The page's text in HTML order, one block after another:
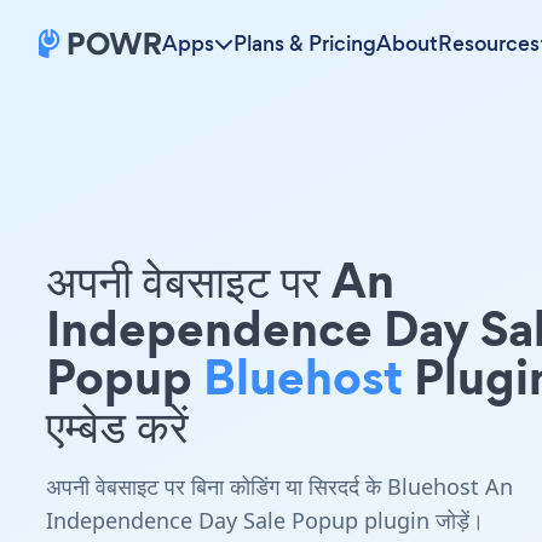
Apps Plans & PricingAboutResources
अपनी वेबसाइट पर An
Independence Day
Popup Bluehost
एम्बेड करें
अपनी वेबसाइट पर बिना कोडिंग या सिरदर्द के Bluehost An
Independence Day Sale Popup plugin जोड़ें।